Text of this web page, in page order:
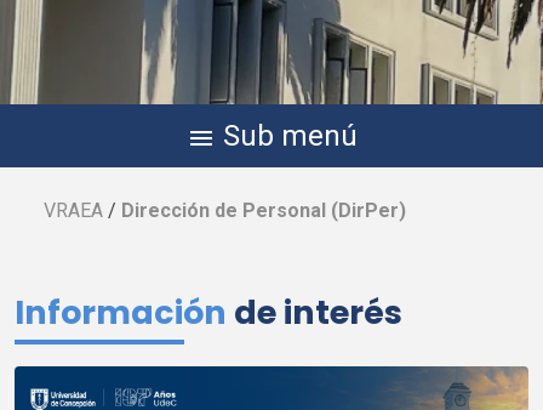
menu Sub menú
VRAEA / Dirección de Personal (DirPer)
Información de interés